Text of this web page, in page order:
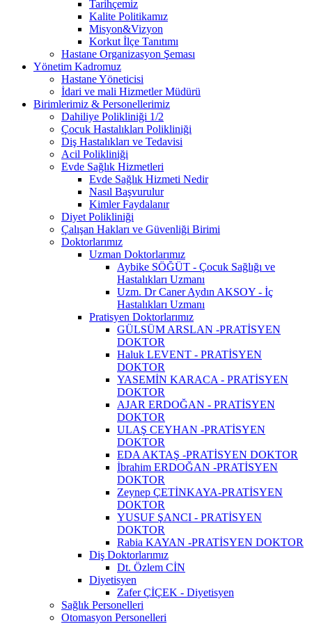
Tarihçemiz
Kalite Politikamız
Misyon&Vizyon
Korkut İlçe Tanıtımı
Hastane Organizasyon Şeması
Yönetim Kadromuz
Hastane Yöneticisi
İdari ve mali Hizmetler Müdürü
Birimlerimiz & Personellerimiz
Dahiliye Polikliniği 1/2
Çocuk Hastalıkları Polikliniği
Diş Hastalıkları ve Tedavisi
Acil Polikliniği
Evde Sağlık Hizmetleri
Evde Sağlık Hizmeti Nedir
Nasıl Başvurulur
Kimler Faydalanır
Diyet Polikliniği
Çalışan Hakları ve Güvenliği Birimi
Doktorlarımız
Uzman Doktorlarımız
Aybike SÖĞÜT - Çocuk Sağlığı ve
Hastalıkları Uzmanı
Uzm. Dr Caner Aydın AKSOY - İç
Hastalıkları Uzmanı
Pratisyen Doktorlarımız
GÜLSÜM ARSLAN -PRATİSYEN
DOKTOR
Haluk LEVENT - PRATİSYEN
DOKTOR
YASEMİN KARACA - PRATİSYEN
DOKTOR
AJAR ERDOĞAN - PRATİSYEN
DOKTOR
ULAŞ CEYHAN -PRATİSYEN
DOKTOR
EDA AKTAŞ -PRATİSYEN DOKTOR
İbrahim ERDOĞAN -PRATİSYEN
DOKTOR
Zeynep ÇETİNKAYA-PRATİSYEN
DOKTOR
YUSUF ŞANCI - PRATİSYEN
DOKTOR
Rabia KAYAN -PRATİSYEN DOKTOR
Diş Doktorlarımız
Dt. Özlem CİN
Diyetisyen
Zafer ÇİÇEK - Diyetisyen
Sağlık Personelleri
Otomasyon Personelleri